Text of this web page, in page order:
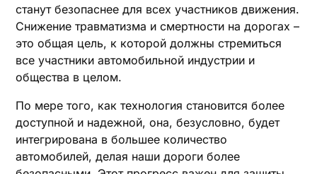
станут безопаснее для всех участников движения.
Снижение травматизма и смертности на дорогах –
это общая цель, к которой должны стремиться
все участники автомобильной индустрии и
общества в целом.
По мере того, как технология становится более
доступной и надежной, она, безусловно, будет
интегрирована в большее количество
автомобилей, делая наши дороги более